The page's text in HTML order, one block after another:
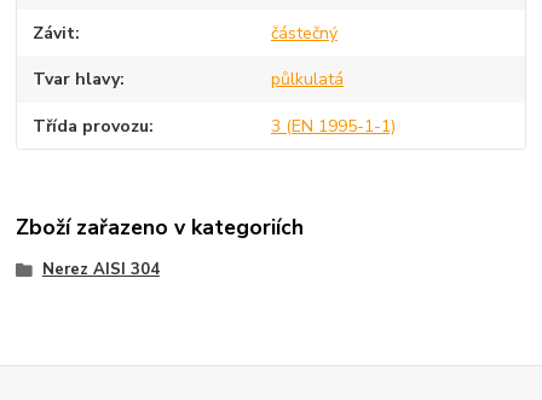
Závit částečný
Tvar hlavy půlkulatá
Třída provozu 3 (EN 1995-1-1)
Zboží zařazeno v kategoriích
Nerez AISI 304